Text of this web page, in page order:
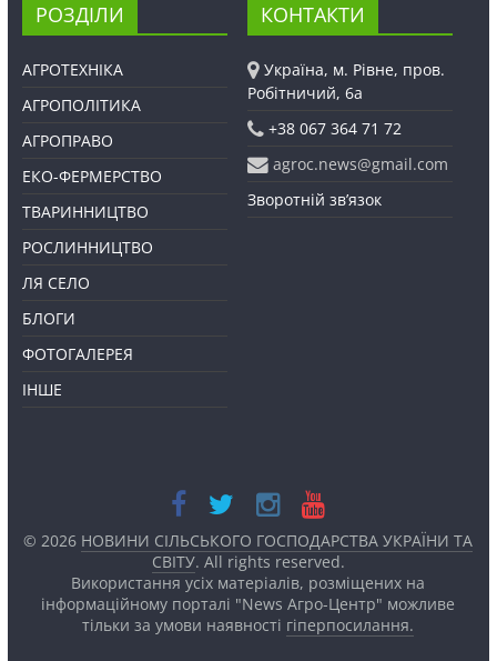
РОЗДІЛИ
АГРОТЕХНІКА
АГРОПОЛІТИКА
АГРОПРАВО
ЕКО-ФЕРМЕРСТВО
ТВАРИННИЦТВО
РОСЛИННИЦТВО
ЛЯ СЕЛО
БЛОГИ
ФОТОГАЛЕРЕЯ
ІНШЕ
КОНТАКТИ
Україна, м. Рівне, пров.
Робітничий, 6а
+38 067 364 71 72
agroc.news@gmail.com
Зворотній зв’язок
© 2026 НОВИНИ СІЛЬСЬКОГО ГОСПОДАРСТВА УКРАЇНИ ТА
СВІТУ. All rights reserved.
Використання усіх матеріалів, розміщених на
інформаційному порталі "News Агро-Центр" можливе
тільки за умови наявності гіперпосилання.